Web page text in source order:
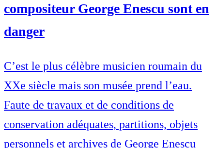
compositeur George Enescu sont en
danger
C’est le plus célèbre musicien roumain du
XXe siècle mais son musée prend l’eau.
Faute de travaux et de conditions de
conservation adéquates, partitions, objets
personnels et archives de George Enescu